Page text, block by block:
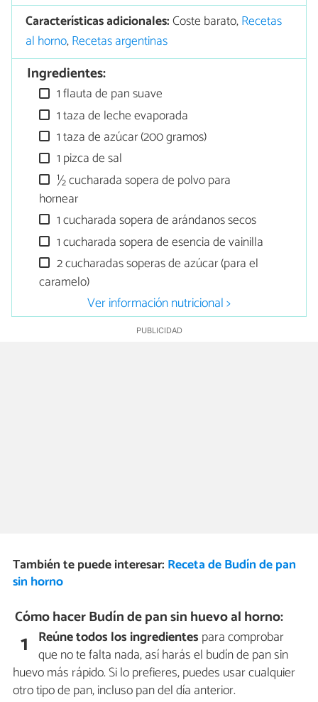
Características adicionales:Coste barato,Recetas
al horno,Recetas argentinas
Ingredientes:
1 flauta de pan suave
1 taza de leche evaporada
1 taza de azúcar (200 gramos)
1 pizca de sal
½ cucharada sopera de polvo para
hornear
1 cucharada sopera de arándanos secos
1 cucharada sopera de esencia de vainilla
2 cucharadas soperas de azúcar (para el
caramelo)
Ver información nutricional >
También te puede interesar: Receta de Budín de pan
sin horno
Cómo hacer Budín de pan sin huevo al horno:
1 Reúne todos los ingredientes para comprobar
que no te falta nada, así harás el budín de pan sin
huevo más rápido. Si lo prefieres, puedes usar cualquier
otro tipo de pan, incluso pan del día anterior.